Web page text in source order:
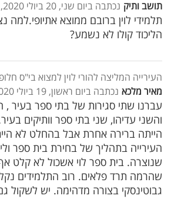
תושב ותיק נכתבה ביום שני, 20 ביולי 2020, 02:48
תלמידי לוין ברובם ממוצא אתיופי.למה
הליכוד קולו לא נשמע?
העירייה המליצה להורי לוין למצוא בי"ס
מאיר מלכא נכתבה ביום ראשון, 19 ביולי 2020, 23:53
עברנו שתי סגירות של בתי ספר בעיר ,
והשני עדיהו, שני בתי ספר וותיקים
הייתה ברירה אחרת אבל בהחלט לא
העירייה בתהליך של בחירת בית ספר
שנוצרה. בית ספר לוי אשכול לא קלט
שהרמה תרד פלאים. רוב התלמידים
גבוטינסקי בצורה מדהימה. יש לשקול